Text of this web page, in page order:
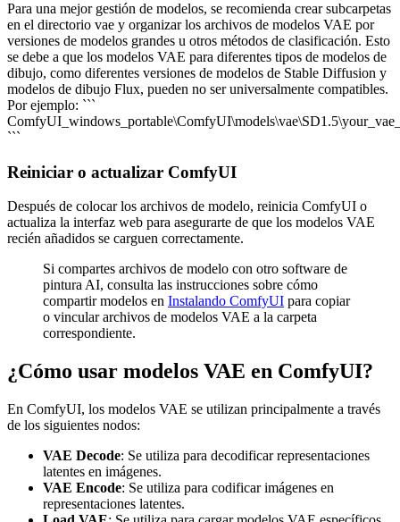
Para una mejor gestión de modelos, se recomienda crear subcarpetas
en el directorio vae y organizar los archivos de modelos VAE por
versiones de modelos grandes u otros métodos de clasificación. Esto
se debe a que los modelos VAE para diferentes tipos de modelos de
dibujo, como diferentes versiones de modelos de Stable Diffusion y
modelos de dibujo Flux, pueden no ser universalmente compatibles.
Por ejemplo: ```
```
Reiniciar o actualizar ComfyUI
Después de colocar los archivos de modelo, reinicia ComfyUI o
actualiza la interfaz web para asegurarte de que los modelos VAE
recién añadidos se carguen correctamente.
Si compartes archivos de modelo con otro software de
pintura AI, consulta las instrucciones sobre cómo
compartir modelos en Instalando ComfyUI para copiar
o vincular archivos de modelos VAE a la carpeta
correspondiente.
¿Cómo usar modelos VAE en ComfyUI?
En ComfyUI, los modelos VAE se utilizan principalmente a través
de los siguientes nodos:
VAE Decode: Se utiliza para decodificar representaciones
latentes en imágenes.
VAE Encode: Se utiliza para codificar imágenes en
representaciones latentes.